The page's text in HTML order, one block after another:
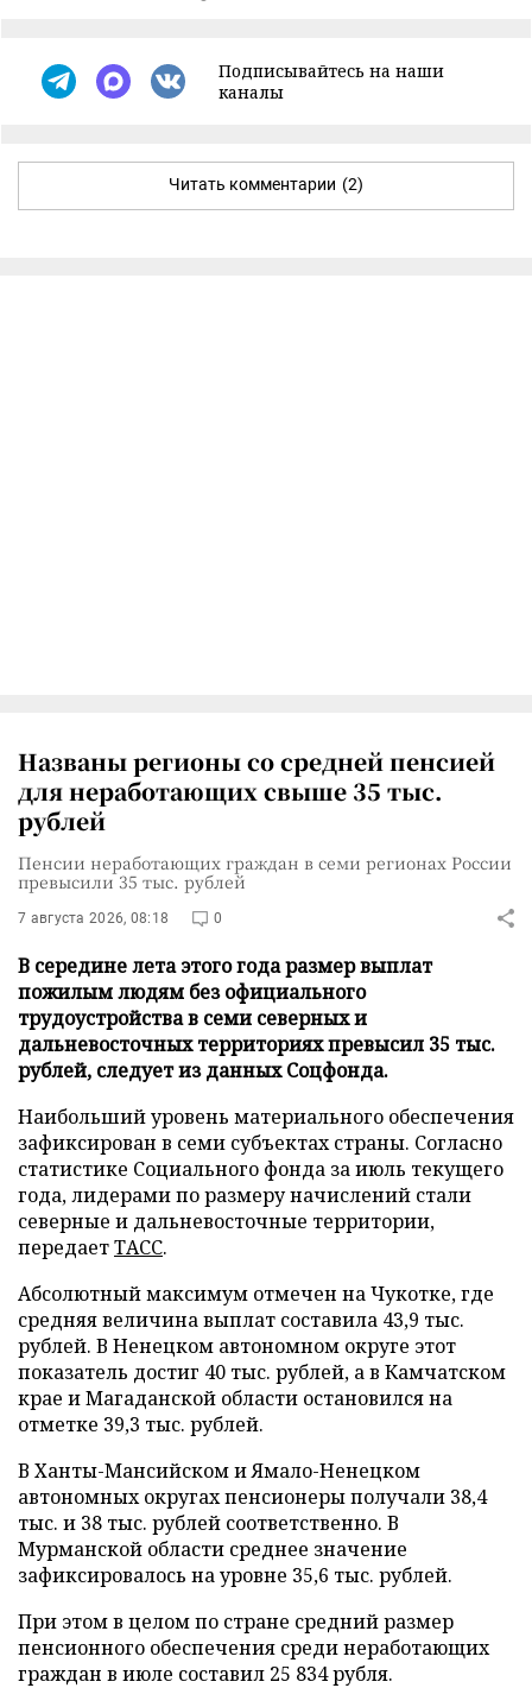
Подписывайтесь на наши
каналы
Читать комментарии (2)
Названы регионы со средней пенсией
для неработающих свыше 35 тыс.
рублей
Пенсии неработающих граждан в семи регионах России
превысили 35 тыс. рублей
7 августа 2026, 08:18 0
В середине лета этого года размер выплат
пожилым людям без официального
трудоустройства в семи северных и
дальневосточных территориях превысил 35 тыс.
рублей, следует из данных Соцфонда.
Наибольший уровень материального обеспечения
зафиксирован в семи субъектах страны. Согласно
статистике Социального фонда за июль текущего
года, лидерами по размеру начислений стали
северные и дальневосточные территории,
передаетТАСС.
Абсолютный максимум отмечен на Чукотке, где
средняя величина выплат составила 43,9 тыс.
рублей. В Ненецком автономном округе этот
показатель достиг 40 тыс. рублей, а в Камчатском
крае и Магаданской области остановился на
отметке 39,3 тыс. рублей.
В Ханты-Мансийском и Ямало-Ненецком
автономных округах пенсионеры получали 38,4
тыс. и 38 тыс. рублей соответственно. В
Мурманской области среднее значение
зафиксировалось на уровне 35,6 тыс. рублей.
При этом в целом по стране средний размер
пенсионного обеспечения среди неработающих
граждан в июле составил 25 834 рубля.